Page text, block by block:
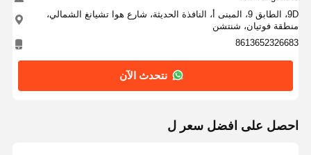
9D، الطابق 9، المبنى أ، النافذة الحديثة، شارع هوا تشيانغ الشمالي،
منطقة فوتيان، شنتشن
8613652326683
نتحدث الآن
احصل على افضل سعر ل